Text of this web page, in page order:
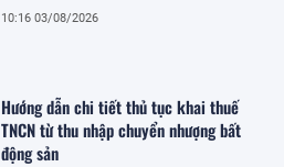
10:16 03/08/2026
Hướng dẫn chi tiết thủ tục khai thuế
TNCN từ thu nhập chuyển nhượng bất
động sản